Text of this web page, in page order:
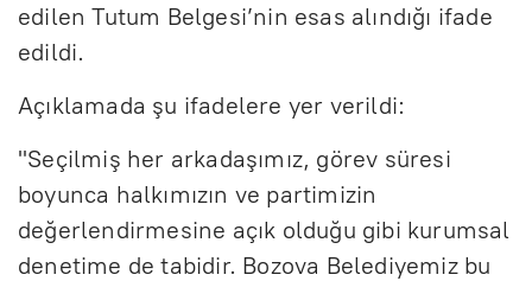
edilen Tutum Belgesi’nin esas alındığı ifade
edildi.
Açıklamada şu ifadelere yer verildi:
"Seçilmiş her arkadaşımız, görev süresi
boyunca halkımızın ve partimizin
değerlendirmesine açık olduğu gibi kurumsal
denetime de tabidir. Bozova Belediyemiz bu